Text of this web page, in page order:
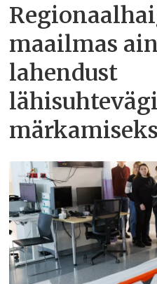
maailmas
lahendust
märkamiseks